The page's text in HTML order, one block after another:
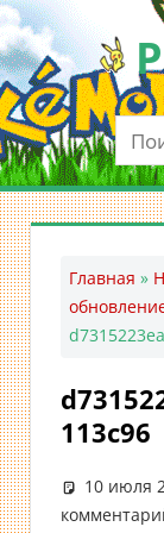
Перейти
к
содержимому
Мобильное
приложение
для
ловли
Покемон
Главная »
113c96
10 июля